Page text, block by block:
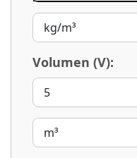
Volumen (V):